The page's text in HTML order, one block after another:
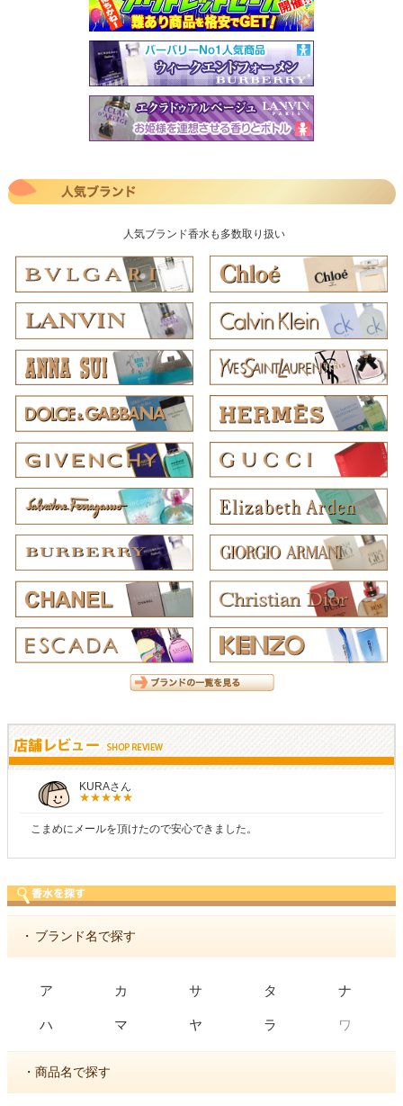
人気ブランド香水も多数取り扱い
KURAさん
こまめにメールを頂けたので安心できました。
・ ブランド名で探す
ア カ サ タ ナ
ハ マ ヤ ラ ワ
・商品名で探す